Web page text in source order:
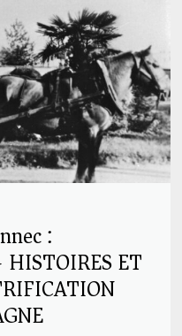
:
ET